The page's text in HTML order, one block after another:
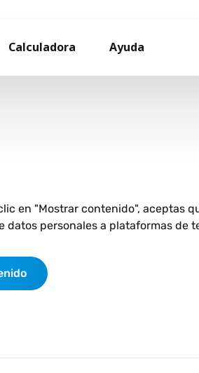
Calculadora Ayuda
en "Mostrar contenido", aceptas
personales a plataformas de